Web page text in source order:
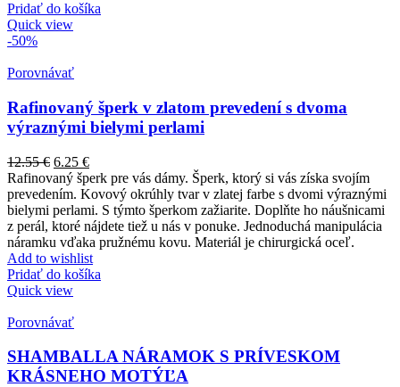
Pridať do košíka
Quick view
-50%
Porovnávať
Rafinovaný šperk v zlatom prevedení s dvoma
výraznými bielymi perlami
12.55€ 6.25 €
Rafinovaný šperk pre vás dámy. Šperk, ktorý si vás získa svojím
prevedením. Kovový okrúhly tvar v zlatej farbe s dvomi výraznými
bielymi perlami. S týmto šperkom zažiarite. Doplňte ho náušnicami
z perál, ktoré nájdete tiež u nás v ponuke. Jednoduchá manipulácia
náramku vďaka pružnému kovu. Materiál je chirurgická oceľ.
Add to wishlist
Pridať do košíka
Quick view
Porovnávať
SHAMBALLA NÁRAMOK S PRÍVESKOM
KRÁSNEHO MOTÝĽA